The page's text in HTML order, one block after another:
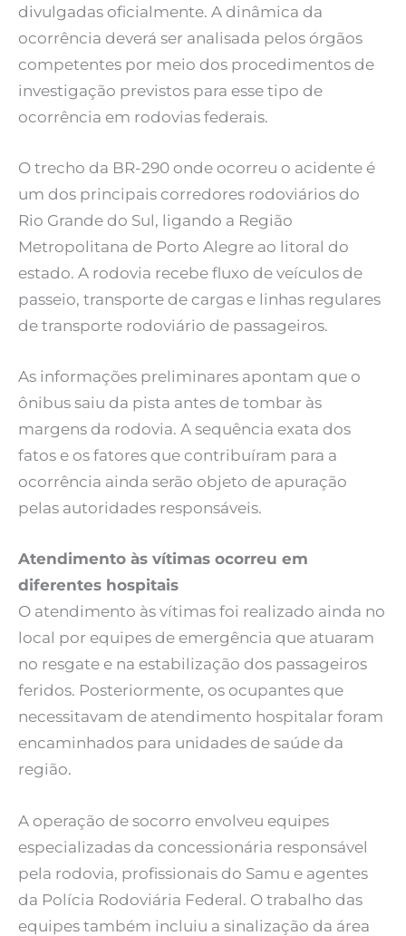
divulgadas oficialmente. A dinâmica da
ocorrência deverá ser analisada pelos órgãos
competentes por meio dos procedimentos de
investigação previstos para esse tipo de
ocorrência em rodovias federais.
O trecho da BR-290 onde ocorreu o acidente é
um dos principais corredores rodoviários do
Rio Grande do Sul, ligando a Região
Metropolitana de Porto Alegre ao litoral do
estado. A rodovia recebe fluxo de veículos de
passeio, transporte de cargas e linhas regulares
de transporte rodoviário de passageiros.
As informações preliminares apontam que o
ônibus saiu da pista antes de tombar às
margens da rodovia. A sequência exata dos
fatos e os fatores que contribuíram para a
ocorrência ainda serão objeto de apuração
pelas autoridades responsáveis.
Atendimento às vítimas ocorreu em
diferentes hospitais
O atendimento às vítimas foi realizado ainda no
local por equipes de emergência que atuaram
no resgate e na estabilização dos passageiros
feridos. Posteriormente, os ocupantes que
necessitavam de atendimento hospitalar foram
encaminhados para unidades de saúde da
região.
A operação de socorro envolveu equipes
especializadas da concessionária responsável
pela rodovia, profissionais do Samu e agentes
da Polícia Rodoviária Federal. O trabalho das
equipes também incluiu a sinalização da área